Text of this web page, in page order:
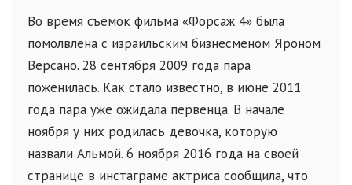
Во время съёмок фильма «Форсаж 4» была
помолвлена с израильским бизнесменом Яроном
Версано. 28 сентября 2009 года пара
поженилась. Как стало известно, в июне 2011
года пара уже ожидала первенца. В начале
ноября у них родилась девочка, которую
назвали Альмой. 6 ноября 2016 года на своей
странице в инстаграме актриса сообщила, что